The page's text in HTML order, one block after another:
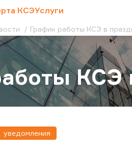
КСЭУслуги
График работы КСЭ в
КСЭ
уведомления